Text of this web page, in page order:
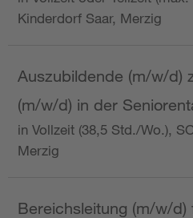
Kinderdorf Saar, Merzig
Auszubildende (m/w/d)
(m/w/d) in der
in Vollzeit (38,5 Std./Wo.),
Merzig
Bereichsleitung (m/w/d)